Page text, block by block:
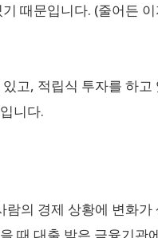
때문입니다. (줄어든
고, 적립식 투자를 하
니다.
의 경제 상황에 변화